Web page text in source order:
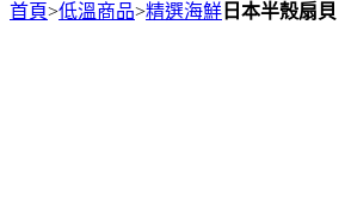
首頁>低溫商品>精選海鮮 日本半殼扇貝